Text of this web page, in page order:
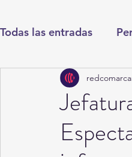
Todas las entradas
Deportes Salud
Round Cero